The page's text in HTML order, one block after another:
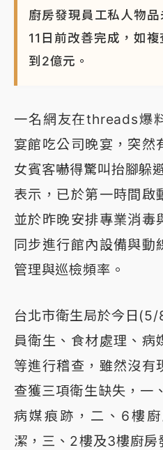
廚房發現員工私人物
11日前改善完成，如
到2億元。
一名網友在threads爆
宴館吃公司晚宴，突然
女賓客嚇得驚叫抬腳躲
表示，已於第一時間啟
並於昨晚安排專業消毒
同步進行館內設備與動
管理與巡檢頻率。
台北市衛生局於今日
員衛生、食材處理、病
等進行稽查，雖然沒有
查獲三項衛生缺失，一
病媒痕跡，二、6樓
潔，三、2樓及3樓廚房